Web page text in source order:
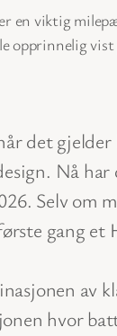
en viktig
det
Nå
Selv om
gang
av
hvor